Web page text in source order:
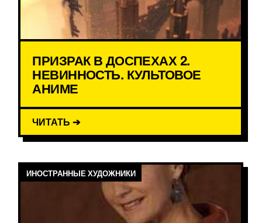
ПРИЗРАК В ДОСПЕХАХ 2.
НЕВИННОСТЬ. КУЛЬТОВОЕ
АНИМЕ
ЧИТАТЬ ➔
ИНОСТРАННЫЕ ХУДОЖНИКИ